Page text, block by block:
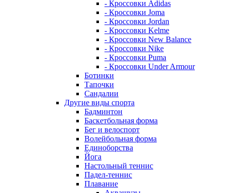
- Кроссовки Adidas
- Кроссовки Joma
- Кроссовки Jordan
- Кроссовки Kelme
- Кроссовки New Balance
- Кроссовки Nike
- Кроссовки Puma
- Кроссовки Under Armour
Ботинки
Тапочки
Сандалии
Другие виды спорта
Бадминтон
Баскетбольная форма
Бег и велоспорт
Волейбольная форма
Единоборства
Йога
Настольный теннис
Падел-теннис
Плавание